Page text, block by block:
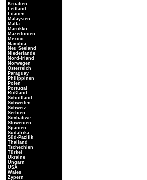
Kroatien
Lettland
Litauen
Malaysien
Malta
Marokko
Mazedonien
Mexico
Namibia
Neu Seeland
Niederlande
Nord-Irland
Norwegen
Österreich
Paraguay
Philippinen
Polen
Portugal
Rußland
Schottland
Schweden
Schweiz
Serbien
Simbabwe
Slowenien
Spanien
Südafrika
Süd-Pazifik
Thailand
Tschechien
Türkei
Ukraine
Ungarn
USA
Wales
Zypern